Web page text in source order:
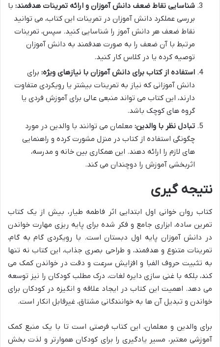
شناسایی نقاط ضعف دانش آموزان و ارائه تمرینات هدفمند: با
بررسی عملکرد دانش آموزان در تمرینات این کتاب، می توانید
نقاط ضعف هر دانش آموز را شناسایی کنید. سپس، تمرینات
مرتبط با آن ضعف را به صورت هدفمند به دانش آموزان
توصیه کرده یا در کلاس کار کنید.
استفاده از کتاب برای دانش آموزان با نیازهای ویژه: برای
دانش آموزانی که نیاز به تمرینات بیشتر یا رویکردی متفاوت
دارند، این کتاب می تواند منبعی عالی برای آموزش فردی یا
گروه های کوچک باشد.
تبادل نظر با والدین: معلمان می توانند با والدین در مورد
چگونگی استفاده از کتاب در منزل مشورت کرده و راهنمایی
های لازم را ارائه دهند. این همکاری بین خانه و مدرسه،
اثربخشی آموزش را دوچندان می کند.
نتیجه گیری
کتاب روان خوانی اول ابتدایی اثر فاطمه طیار، بیش از یک کتاب
تمرین ساده، ابزاری جامع و فکر شده برای پایه ریزی مهارت خواندن
در دانش آموزان پایه اول دبستان است. با رویکردی گام به گام،
تمرینات متنوع و هدفمند، و طراحی بصری جذاب، این کتاب نه تنها
به تثبیت حروف الفبا و افزایش سرعت و دقت در خواندن کمک می
کند، بلکه با غنی سازی دایره لغات، درک مطلب کودکان را نیز توسعه
می دهد. اهمیت این کتاب در ایجاد علاقه و انگیزه در کودکان برای
خواندن و تبدیل آن ها به خوانندگانی مشتاق، غیرقابل انکار است.
برای والدین و معلمان، این کتاب فرصتی است تا با یک منبع کمک
آموزشی معتبر، مسیر یادگیری را برای کودکان هموارتر و لذت بخش